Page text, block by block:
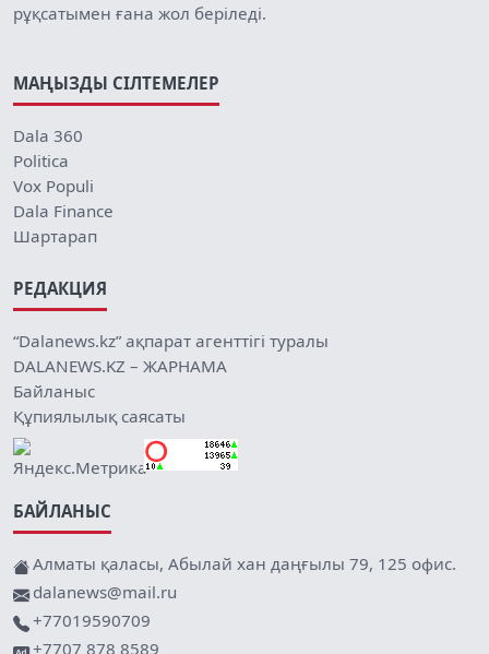
рұқсатымен ғана жол беріледі.
МАҢЫЗДЫ СІЛТЕМЕЛЕР
Dala 360
Politica
Vox Populi
Dala Finance
Шартарап
РЕДАКЦИЯ
“Dalanews.kz” ақпарат агенттігі туралы
DALANEWS.KZ – ЖАРНАМА
Байланыс
Құпиялылық саясаты
БАЙЛАНЫС
Алматы қаласы, Абылай хан даңғылы 79, 125 офис.
dalanews@mail.ru
+77019590709
+7707 878 8589